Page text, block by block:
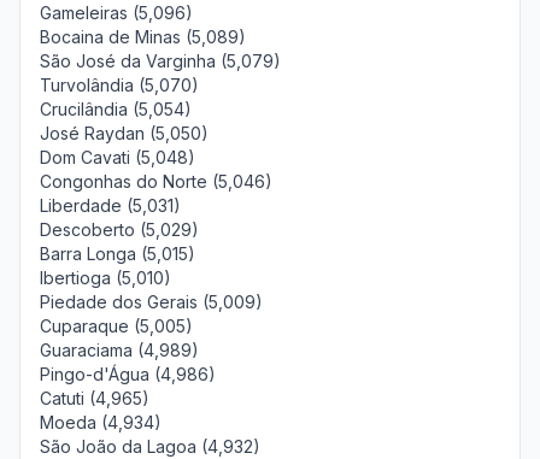
Gameleiras (5,096)
Bocaina de Minas (5,089)
São José da Varginha (5,079)
Turvolândia (5,070)
Crucilândia (5,054)
José Raydan (5,050)
Dom Cavati (5,048)
Congonhas do Norte (5,046)
Liberdade (5,031)
Descoberto (5,029)
Barra Longa (5,015)
Ibertioga (5,010)
Piedade dos Gerais (5,009)
Cuparaque (5,005)
Guaraciama (4,989)
Pingo-d'Água (4,986)
Catuti (4,965)
Moeda (4,934)
São João da Lagoa (4,932)